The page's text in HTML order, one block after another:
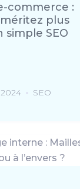
commerce :
plus
simple SEO
SEO